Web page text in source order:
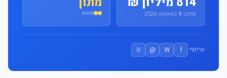
עודכן: 8 באוגוסט 2026
שיתוף: f
W
@
⎘